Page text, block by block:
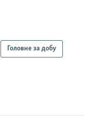
Головне за добу